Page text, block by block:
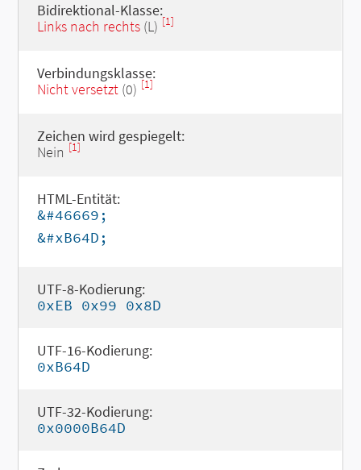
Bidirektional-Klasse:
Links nach rechts(L) [1]
Verbindungsklasse:
Nicht versetzt(0) [1]
Zeichen wird gespiegelt:
Nein [1]
HTML-Entität:
&#46669;
&#xB64D;
UTF-8-Kodierung:
0xEB 0x99 0x8D
UTF-16-Kodierung:
0xB64D
UTF-32-Kodierung:
0x0000B64D